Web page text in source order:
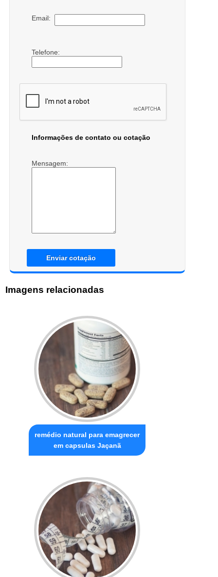
Email:
Telefone:
Informações de contato ou cotação
Mensagem:
Enviar cotação
Imagens relacionadas
remédio natural para emagrecer
em capsulas Jaçanã